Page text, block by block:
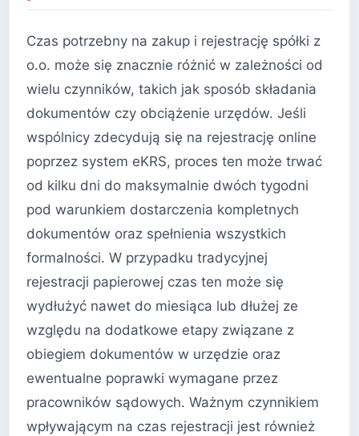
Czas potrzebny na zakup i rejestrację spółki z
o.o. może się znacznie różnić w zależności od
wielu czynników, takich jak sposób składania
dokumentów czy obciążenie urzędów. Jeśli
wspólnicy zdecydują się na rejestrację online
poprzez system eKRS, proces ten może trwać
od kilku dni do maksymalnie dwóch tygodni
pod warunkiem dostarczenia kompletnych
dokumentów oraz spełnienia wszystkich
formalności. W przypadku tradycyjnej
rejestracji papierowej czas ten może się
wydłużyć nawet do miesiąca lub dłużej ze
względu na dodatkowe etapy związane z
obiegiem dokumentów w urzędzie oraz
ewentualne poprawki wymagane przez
pracowników sądowych. Ważnym czynnikiem
wpływającym na czas rejestracji jest również